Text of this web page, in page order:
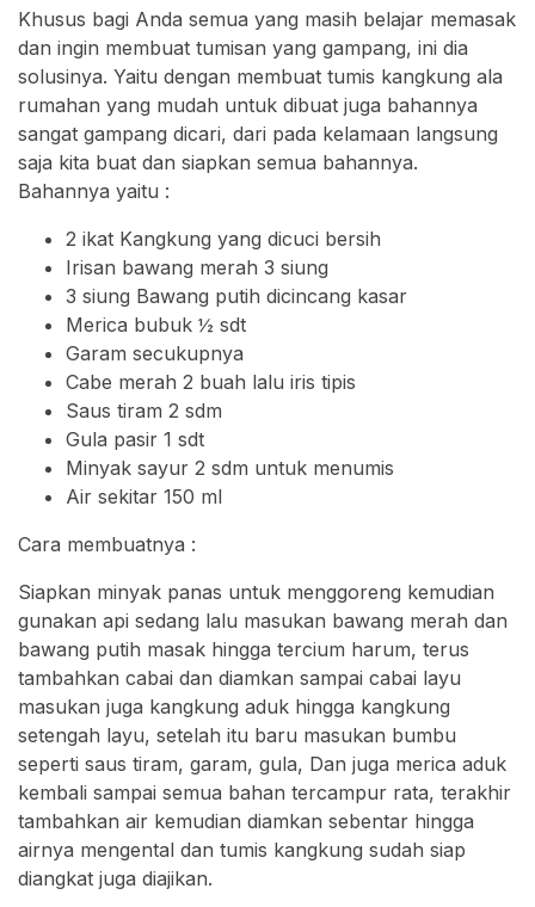
Khusus bagi Anda semua yang masih belajar memasak
dan ingin membuat tumisan yang gampang, ini dia
solusinya. Yaitu dengan membuat tumis kangkung ala
rumahan yang mudah untuk dibuat juga bahannya
sangat gampang dicari, dari pada kelamaan langsung
saja kita buat dan siapkan semua bahannya.
Bahannya yaitu :
2 ikat Kangkung yang dicuci bersih
Irisan bawang merah 3 siung
3 siung Bawang putih dicincang kasar
Merica bubuk ½ sdt
Garam secukupnya
Cabe merah 2 buah lalu iris tipis
Saus tiram 2 sdm
Gula pasir 1 sdt
Minyak sayur 2 sdm untuk menumis
Air sekitar 150 ml
Cara membuatnya :
Siapkan minyak panas untuk menggoreng kemudian
gunakan api sedang lalu masukan bawang merah dan
bawang putih masak hingga tercium harum, terus
tambahkan cabai dan diamkan sampai cabai layu
masukan juga kangkung aduk hingga kangkung
setengah layu, setelah itu baru masukan bumbu
seperti saus tiram, garam, gula, Dan juga merica aduk
kembali sampai semua bahan tercampur rata, terakhir
tambahkan air kemudian diamkan sebentar hingga
airnya mengental dan tumis kangkung sudah siap
diangkat juga diajikan.